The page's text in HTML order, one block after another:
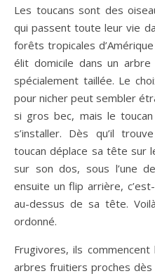
Les toucans sont des
qui passent toute leur vie
forêts tropicales
élit domicile dans un
spécialement taillée. Le
pour nicher peut sembler
si gros bec, mais le
s’installer. Dès qu’il
toucan déplace sa tête sur
sur son dos, sous l’une
ensuite un flip arrière,
au-dessus de sa tête.
ordonné.
Frugivores, ils
arbres fruitiers proches